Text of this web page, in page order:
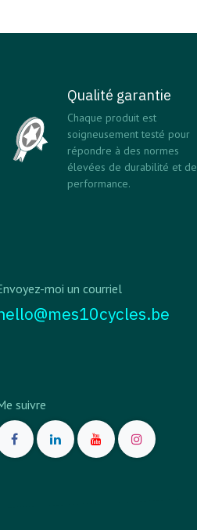
Qualité garantie
Chaque produit est
soigneusement testé pour
répondre à des normes
élevées de durabilité et de
performance.
moi un courriel
suivre